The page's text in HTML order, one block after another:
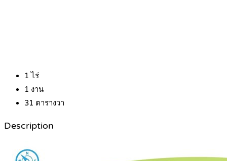
1 ไร่
1 งาน
31 ตารางวา
Description